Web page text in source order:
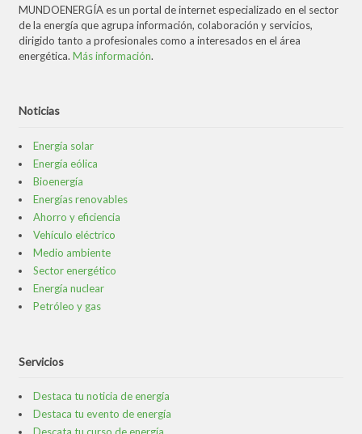
MUNDOENERGÍA es un portal de internet especializado en el sector
de la energía que agrupa información, colaboración y servicios,
dirigido tanto a profesionales como a interesados en el área
energética. Más información.
Noticias
Energía solar
Energía eólica
Bioenergía
Energías renovables
Ahorro y eficiencia
Vehículo eléctrico
Medio ambiente
Sector energético
Energía nuclear
Petróleo y gas
Servicios
Destaca tu noticia de energía
Destaca tu evento de energía